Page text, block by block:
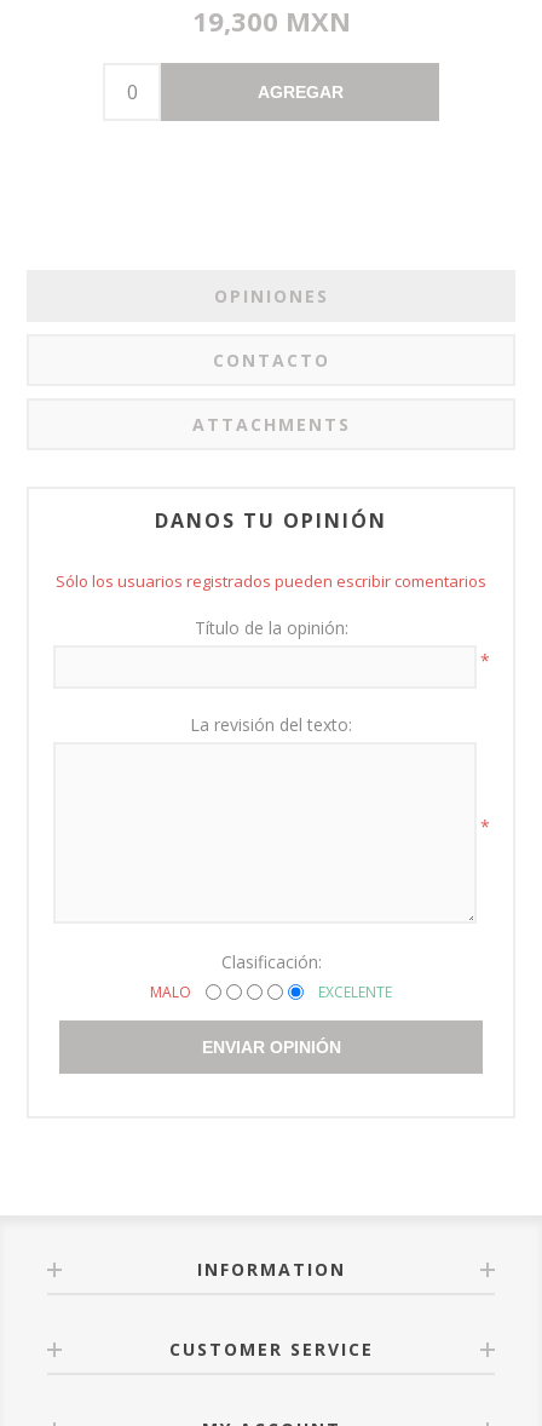
19,300 MXN
AGREGAR
OPINIONES
CONTACTO
ATTACHMENTS
DANOS TU OPINIÓN
Sólo los usuarios registrados pueden escribir comentarios
Título de la opinión:
*
La revisión del texto:
*
Clasificación:
MALO EXCELENTE
ENVIAR OPINIÓN
INFORMATION
CUSTOMER SERVICE